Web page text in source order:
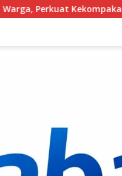
TNI dan Masyarakat